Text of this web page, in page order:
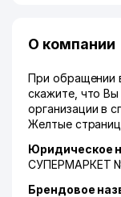
О компании
При обращении
скажите, что
организации в
Желтые
Юридическое
СУПЕРМАРКЕТ
Брендовое